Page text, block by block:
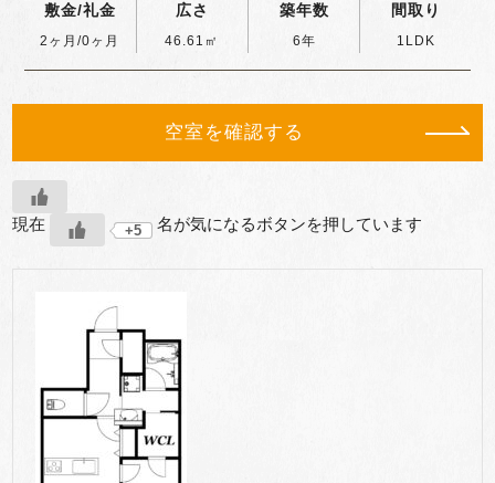
敷金/礼金
2ヶ月/0ヶ月
広さ
46.61㎡
築年数
6年
間取り
1LDK
空室を確認する
現在 +5 名が気になるボタンを押しています